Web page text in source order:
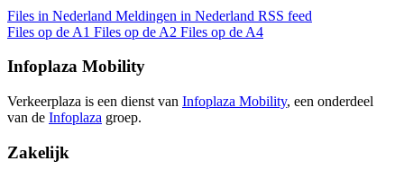
Files in Nederland Meldingen in Nederland RSS feed
Files op de A1 Files op de A2 Files op de A4
Infoplaza Mobility
Verkeerplaza is een dienst van Infoplaza Mobility, een onderdeel
van de Infoplaza groep.
Zakelijk